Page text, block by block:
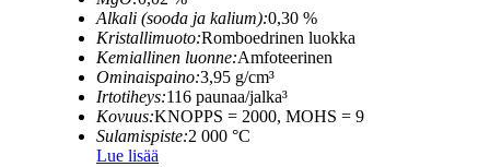
Alkali (sooda ja kalium):0,30 %
Kristallimuoto:Romboedrinen luokka
Kemiallinen luonne:Amfoteerinen
Ominaispaino:3,95 g/cm³
Irtotiheys:116 paunaa/jalka³
Kovuus:KNOPPS = 2000, MOHS = 9
Sulamispiste:2 000 °C
Lue lisää